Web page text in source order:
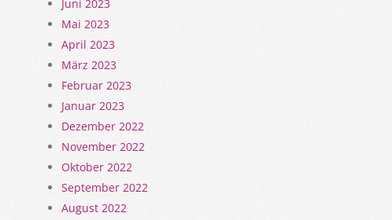
Juni 2023
Mai 2023
April 2023
März 2023
Februar 2023
Januar 2023
Dezember 2022
November 2022
Oktober 2022
September 2022
August 2022